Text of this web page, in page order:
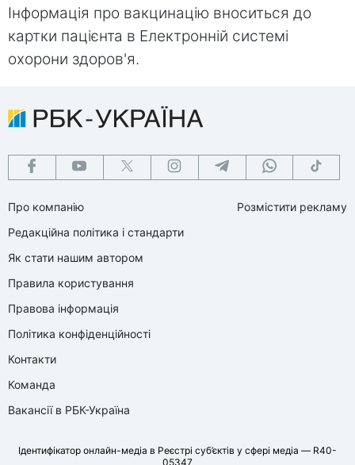
Інформація про вакцинацію вноситься до
картки пацієнта в Електронній системі
охорони здоров'я.
Про компанію
Редакційна політика і стандарти
Як стати нашим автором
Правила користування
Правова інформація
Політика конфіденційності
Контакти
Команда
Вакансії в РБК-Україна
Розмістити рекламу
Ідентифікатор онлайн-медіа в Реєстрі суб’єктів у сфері медіа — R40-
05347